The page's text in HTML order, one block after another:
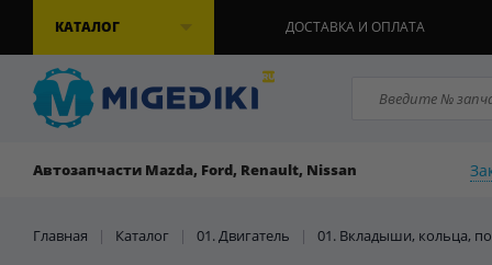
КАТАЛОГ ДОСТАВКА И ОПЛАТА
Автозапчасти Mazda, Ford, Renault, Nissan
Главная | Каталог | 01. Двигатель | 01. Вкладыши, кольца,